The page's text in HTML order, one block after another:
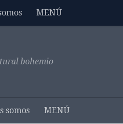
MENÚ
bohemio
somos MENÚ